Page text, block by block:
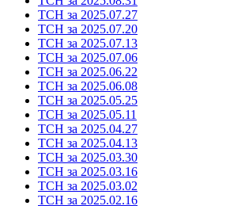
ТСН за 2025.07.27
ТСН за 2025.07.20
ТСН за 2025.07.13
ТСН за 2025.07.06
ТСН за 2025.06.22
ТСН за 2025.06.08
ТСН за 2025.05.25
ТСН за 2025.05.11
ТСН за 2025.04.27
ТСН за 2025.04.13
ТСН за 2025.03.30
ТСН за 2025.03.16
ТСН за 2025.03.02
ТСН за 2025.02.16